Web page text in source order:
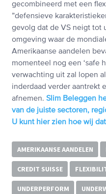
gecombineerd met een
”defensieve
gevolg dat de VS neigt tot
omgeving waar de
Amerikaanse aandelen
momenteel nog een ‘safe
verwachting uit zal lopen
inderdaad verder aantrekt
afnemen. Slim Beleggen
van de juiste sectoren,
U kunt hier zien hoe wij
AMERIKAANSE AANDELEN
CREDIT SUISSE
UNDERPERFORM